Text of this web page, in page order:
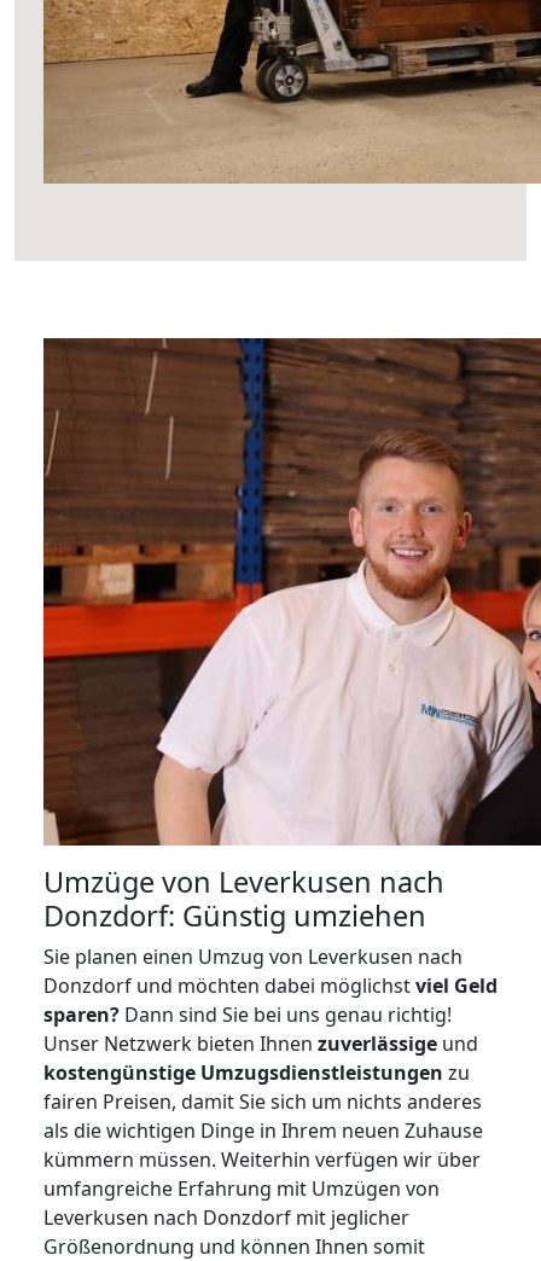
Umzüge von Leverkusen nach
Donzdorf: Günstig umziehen
Sie planen einen Umzug von Leverkusen nach
Donzdorf und möchten dabei möglichstviel Geld
sparen? Dann sind Sie bei uns genau richtig!
Unser Netzwerk bieten Ihnen zuverlässige und
kostengünstige Umzugsdienstleistungen zu
fairen Preisen, damit Sie sich um nichts anderes
als die wichtigen Dinge in Ihrem neuen Zuhause
kümmern müssen. Weiterhin verfügen wir über
umfangreiche Erfahrung mit Umzügen von
Leverkusen nach Donzdorf mit jeglicher
Größenordnung und können Ihnen somit